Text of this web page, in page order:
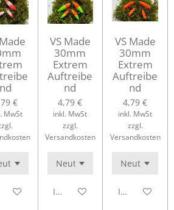
nd
€
MwSt
Warenkorb
VS Made
30mm
Extrem
Auftreibe
nd
4,79 €
inkl. MwSt
zzgl.
Versandkosten
In den Warenkorb
VS Made
30mm
Extrem
Auftreibe
nd
4,79 €
inkl. MwSt
zzgl.
Versandkosten
In den